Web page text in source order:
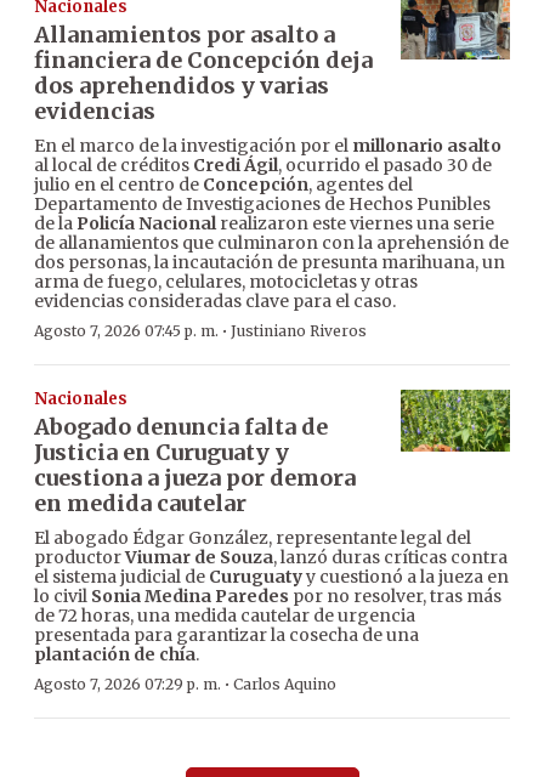
Nacionales
Allanamientos por asalto a
financiera de Concepción deja
dos aprehendidos y varias
evidencias
En el marco de la investigación por el millonario asalto
al local de créditos Credi Ágil, ocurrido el pasado 30 de
julio en el centro de Concepción, agentes del
Departamento de Investigaciones de Hechos Punibles
de la Policía Nacionalrealizaron este viernes una serie
de allanamientos que culminaron con la aprehensión de
dos personas, la incautación de presunta marihuana, un
arma de fuego, celulares, motocicletas y otras
evidencias consideradas clave para el caso.
Agosto 7, 2026 07:45 p. m. · Justiniano Riveros
Nacionales
Abogado denuncia falta de
Justicia en Curuguaty y
cuestiona a jueza por demora
en medida cautelar
El abogado Édgar González, representante legal del
productorViumar de Souza, lanzó duras críticas contra
el sistema judicial de Curuguatyy cuestionó a la jueza en
lo civil Sonia Medina Paredes por no resolver, tras más
de 72 horas, una medida cautelar de urgencia
presentada para garantizar la cosecha de una
plantación de chía.
Agosto 7, 2026 07:29 p. m. · Carlos Aquino